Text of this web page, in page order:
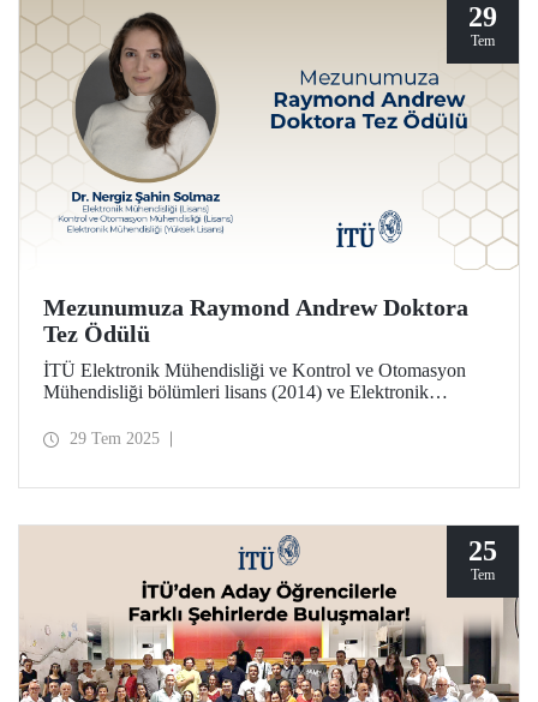
29
Tem
Mezunumuza Raymond Andrew Doktora
Tez Ödülü
İTÜ Elektronik Mühendisliği ve Kontrol ve Otomasyon
Mühendisliği bölümleri lisans (2014) ve Elektronik
Nergiz Şahin Solmaz, Raymond Andrew Doktora Tezi
29 Tem 2025
25
Tem